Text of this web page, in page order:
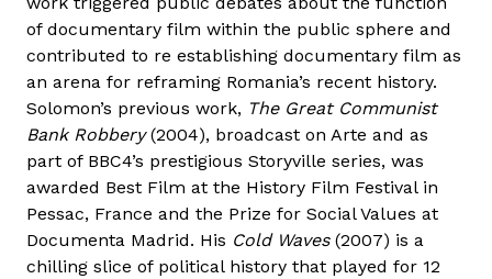
of documentary film within the public sphere and
contributed to re establishing documentary film as
an arena for reframing Romania’s recent history.
Solomon’s previous work, The Great Communist
Bank Robbery(2004), broadcast on Arte and as
part of BBC4’s prestigious Storyville series, was
awarded Best Film at the History Film Festival in
Pessac, France and the Prize for Social Values at
Documenta Madrid. His Cold Waves (2007) is a
chilling slice of political history that played for 12